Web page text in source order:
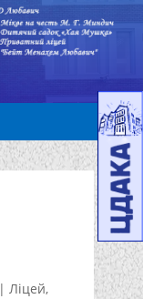
|Ліцей,